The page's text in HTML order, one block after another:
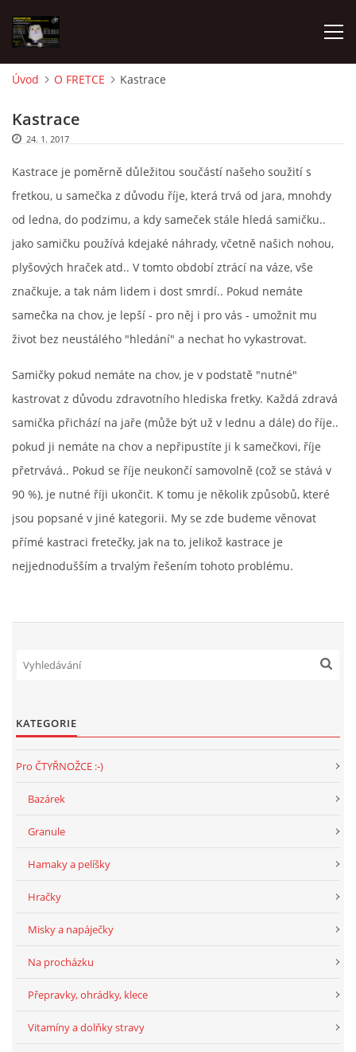
FRETKY V ÚTULKU
K ADOPCI
VIRTUÁLNÍ ADOPCE
DFD - DOMOV FRETČÍCH DŮCHODCŮ
PODMÍNKY PŘEVZETÍ FRETKY.
O FRETCE
CHCI SI POŘÍDIT FRETKU
NEMOCI FRETEK
CESTOVÁNÍ S FRETKOU
JEDNA ČÍ VÍCE FRETEK?
KASTRACE
STRAVA
Úvod O FRETCE Kastrace
Kastrace
24. 1. 2017
Kastrace je poměrně důležitou součástí našeho soužití s
fretkou, u samečka z důvodu říje, která trvá od jara, mnohdy
od ledna, do podzimu, a kdy sameček stále hledá samičku..
jako samičku používá kdejaké náhrady, včetně našich nohou,
plyšových hraček atd.. V tomto období ztrácí na váze, vše
značkuje, a tak nám lidem i dost smrdí.. Pokud nemáte
samečka na chov, je lepší - pro něj i pro vás - umožnit mu
život bez neustálého "hledání" a nechat ho vykastrovat.
Samičky pokud nemáte na chov, je v podstatě "nutné"
kastrovat z důvodu zdravotního hlediska fretky. Každá zdravá
samička přichází na jaře (může být už v lednu a dále) do říje..
pokud ji nemáte na chov a nepřipustíte ji k samečkovi, říje
přetrvává.. Pokud se říje neukončí samovolně (což se stává v
90 %), je nutné říji ukončit. K tomu je několik způsobů, které
jsou popsané v jiné kategorii. My se zde budeme věnovat
přímé kastraci fretečky, jak na to, jelikož kastrace je
nejjednodušším a trvalým řešením tohoto problému.
KATEGORIE
Pro ČTYŘNOŽCE :-)
Bazárek
Granule
Hamaky a pelíšky
Hračky
Misky a napáječky
Na procházku
Přepravky, ohrádky, klece
Vitamíny a dolňky stravy